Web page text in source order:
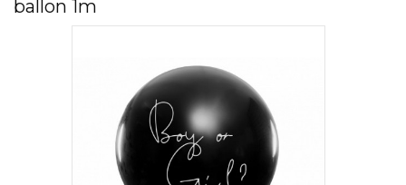
ballon 1m